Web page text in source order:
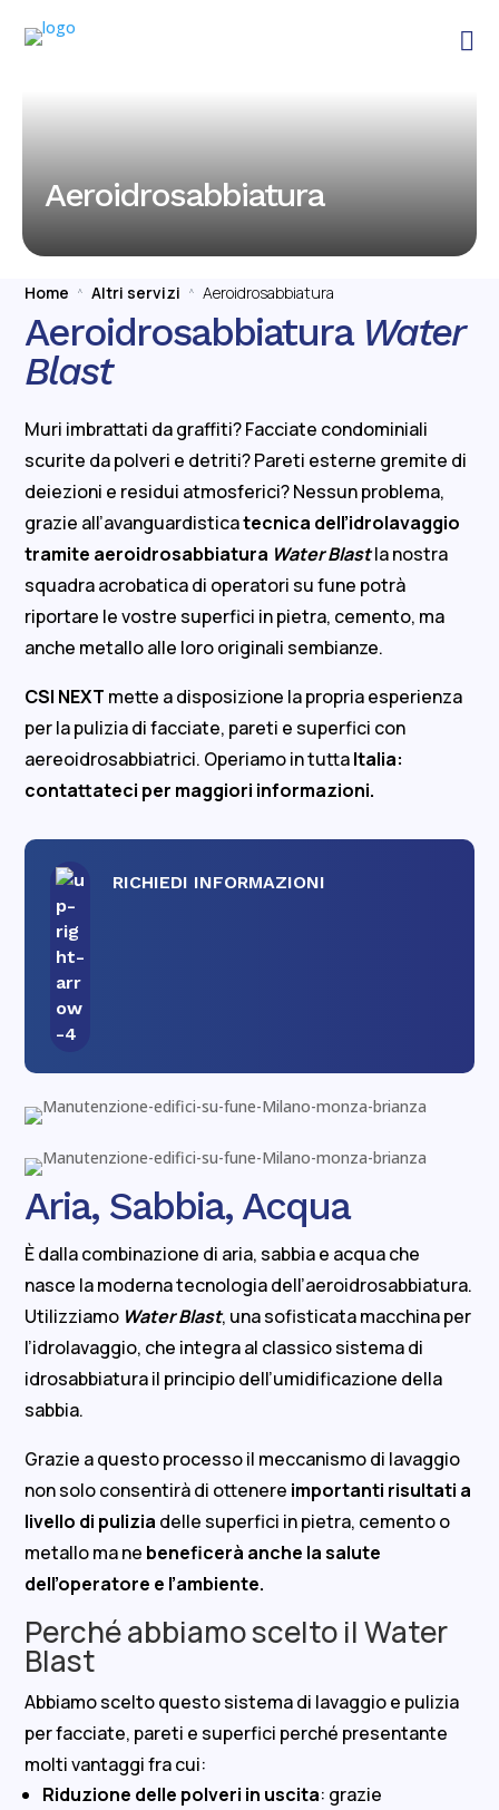

Aeroidrosabbiatura
Home ^ Altri servizi ^ Aeroidrosabbiatura
Aeroidrosabbiatura Water
Blast
Muri imbrattati da graffiti? Facciate condominiali
scurite da polveri e detriti? Pareti esterne gremite di
deiezioni e residui atmosferici? Nessun problema,
grazie all’avanguardisticatecnica dell’idrolavaggio
tramite aeroidrosabbiatura Water Blastla nostra
squadra acrobatica di operatori su fune potrà
riportare le vostre superfici in pietra, cemento, ma
anche metallo alle loro originali sembianze.
CSI NEXT mette a disposizione la propria esperienza
per la pulizia di facciate, pareti e superfici con
aereoidrosabbiatrici. Operiamo in tuttaItalia:
contattateci per maggiori informazioni.
RICHIEDI INFORMAZIONI
Aria, Sabbia, Acqua
È dalla combinazione di aria, sabbia e acqua che
nasce la moderna tecnologia dell’aeroidrosabbiatura.
Utilizziamo Water Blast, una sofisticata macchina per
l’idrolavaggio, che integra al classico sistema di
idrosabbiatura il principio dell’umidificazione della
sabbia.
Grazie a questo processo il meccanismo di lavaggio
non solo consentirà di ottenere importanti risultati a
livello di pulizia delle superfici in pietra, cemento o
metallo ma ne beneficerà anche la salute
dell’operatore e l’ambiente.
Perché abbiamo scelto il Water
Blast
Abbiamo scelto questo sistema di lavaggio e pulizia
per facciate, pareti e superfici perché presentante
molti vantaggi fra cui:
Riduzione delle polveri in uscita: grazie